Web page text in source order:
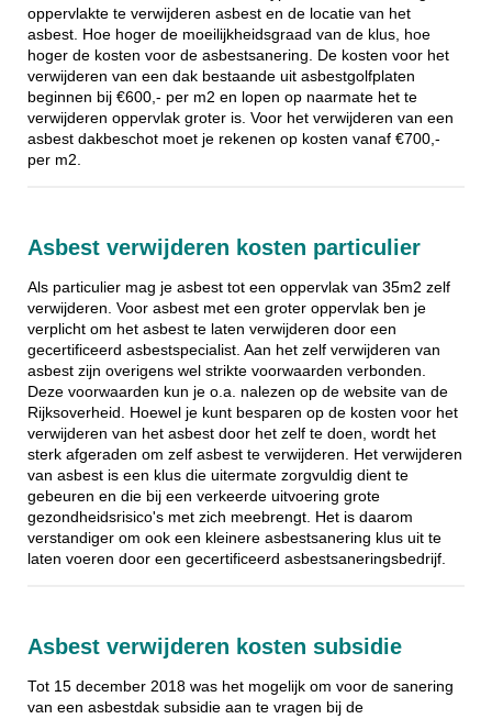
oppervlakte te verwijderen asbest en de locatie van het
asbest. Hoe hoger de moeilijkheidsgraad van de klus, hoe
hoger de kosten voor de asbestsanering. De kosten voor het
verwijderen van een dak bestaande uit asbestgolfplaten
beginnen bij €600,- per m2 en lopen op naarmate het te
verwijderen oppervlak groter is. Voor het verwijderen van een
asbest dakbeschot moet je rekenen op kosten vanaf €700,-
per m2.
Asbest verwijderen kosten particulier
Als particulier mag je asbest tot een oppervlak van 35m2 zelf
verwijderen. Voor asbest met een groter oppervlak ben je
verplicht om het asbest te laten verwijderen door een
gecertificeerd asbestspecialist. Aan het zelf verwijderen van
asbest zijn overigens wel strikte voorwaarden verbonden.
Deze voorwaarden kun je o.a. nalezen op de website van de
Rijksoverheid. Hoewel je kunt besparen op de kosten voor het
verwijderen van het asbest door het zelf te doen, wordt het
sterk afgeraden om zelf asbest te verwijderen. Het verwijderen
van asbest is een klus die uitermate zorgvuldig dient te
gebeuren en die bij een verkeerde uitvoering grote
gezondheidsrisico's met zich meebrengt. Het is daarom
verstandiger om ook een kleinere asbestsanering klus uit te
laten voeren door een gecertificeerd asbestsaneringsbedrijf.
Asbest verwijderen kosten subsidie
Tot 15 december 2018 was het mogelijk om voor de sanering
van een asbestdak subsidie aan te vragen bij de